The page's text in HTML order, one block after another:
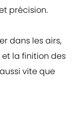
précision.
dans les airs,
la finition des
vite que